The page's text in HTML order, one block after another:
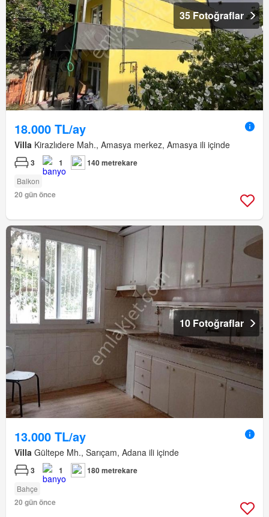
35 Fotoğraflar
18.000 TL/ay
Villa Kirazlıdere Mah., Amasya merkez, Amasya ili içinde
3 1 140 metrekare
Balkon
20 gün önce
10 Fotoğraflar
13.000 TL/ay
Villa Gültepe Mh., Sarıçam, Adana ili içinde
3 1 180 metrekare
Bahçe
20 gün önce